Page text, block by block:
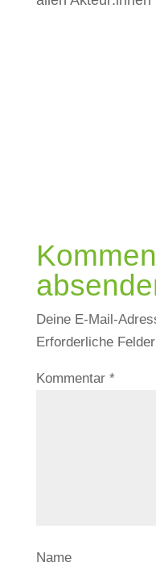
Deine E-Mail-
Erforderliche
Kommentar *
Name